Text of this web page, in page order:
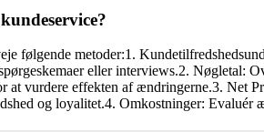
følgende metoder:1.
eller interviews.2. Nøgletal:
at vurdere effekten af ændringerne.3. Net
og loyalitet.4. Omkostninger: Evaluér